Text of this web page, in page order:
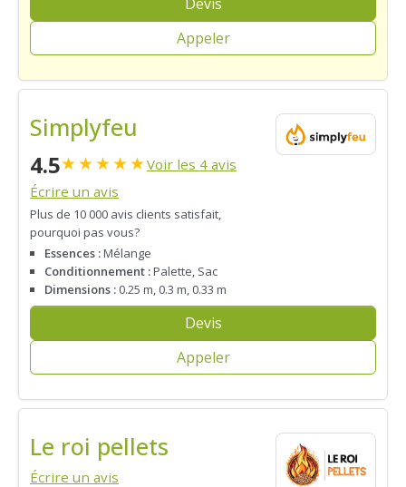
Appeler
Simplyfeu
4.5★★★★★Voir les 4 avis
Écrire un avis
Plus de 10 000 avis clients satisfait,
pourquoi pas vous?
Essences :Mélange
Conditionnement :Palette, Sac
Dimensions : 0.25 m, 0.3 m, 0.33 m
Devis
Appeler
Le roi pellets
Écrire un avis